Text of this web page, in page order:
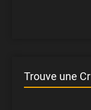
Trouve une